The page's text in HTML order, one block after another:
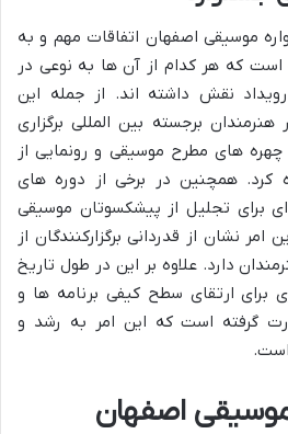
موسیقی اصفهان اتفاقات مهم و به
است که هر کدام از آن ها به نوعی در
نقش داشته اند. از جمله این
برجسته بین المللی برگزاری
های مطرح موسیقی و رونمایی از
کرد. همچنین در برخی از دوره های
برای تجلیل از پیشکسوتان موسیقی
امر نشان از قدردانی برگزارکنندگان از
دارد. علاوه بر این در طول تاریخ
برای ارتقای سطح کیفی برنامه ها و
گرفته است که این امر به رشد و
موسیقی اصفهان